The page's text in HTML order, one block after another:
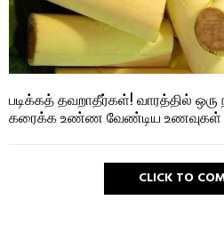
படிக்கத் தவறாதீர்கள்! வாரத்தில்
கரைக்க உண்ண வேண்டிய உணவுகள்
CLICK TO